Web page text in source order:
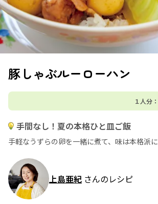
豚しゃぶルーローハン
１人分：
手間なし！夏の本格ひと皿ご飯
手軽なうずらの卵を一緒に煮て、味は本格派に
上島亜紀 さんのレシピ